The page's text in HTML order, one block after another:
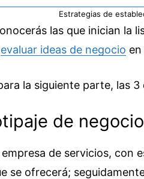
Estrategias de
las que inician la
evaluar ideas de negocio
la siguiente parte, las
de
de servicios, con
se ofrecerá;